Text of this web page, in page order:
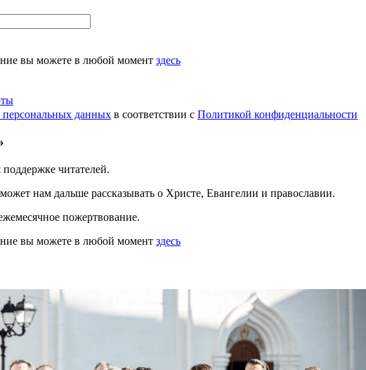
вы можете в любой момент здесь
персональных данных в соответствии с Политикой конфиденциальности
читателей.
нам дальше рассказывать о Христе, Евангелии и православии.
пожертвование.
вы можете в любой момент здесь